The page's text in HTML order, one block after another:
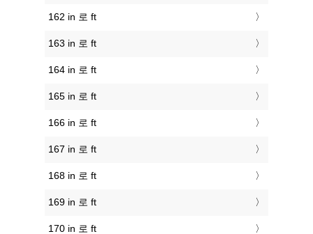
162 in 로 ft
163 in 로 ft
164 in 로 ft
165 in 로 ft
166 in 로 ft
167 in 로 ft
168 in 로 ft
169 in 로 ft
170 in 로 ft